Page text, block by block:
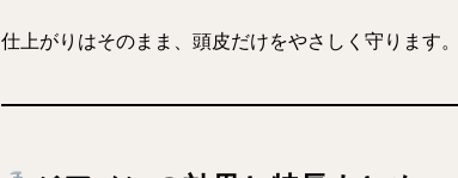
仕上がりはそのまま、頭皮だけをやさしく守ります。